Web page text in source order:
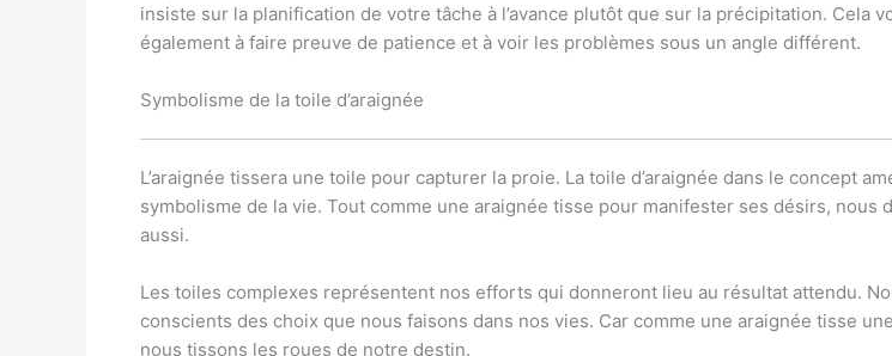
insiste sur la planification de votre tâche à l’avance plutôt que sur la précipitation. Cela
également à faire preuve de patience et à voir les problèmes sous un angle différent.
Symbolisme de la toile d’araignée
L’araignée tissera une toile pour capturer la proie. La toile d’araignée dans le concept
symbolisme de la vie. Tout comme une araignée tisse pour manifester ses désirs, nous
aussi.
Les toiles complexes représentent nos efforts qui donneront lieu au résultat attendu.
conscients des choix que nous faisons dans nos vies. Car comme une araignée tisse
nous tissons les roues de notre destin.